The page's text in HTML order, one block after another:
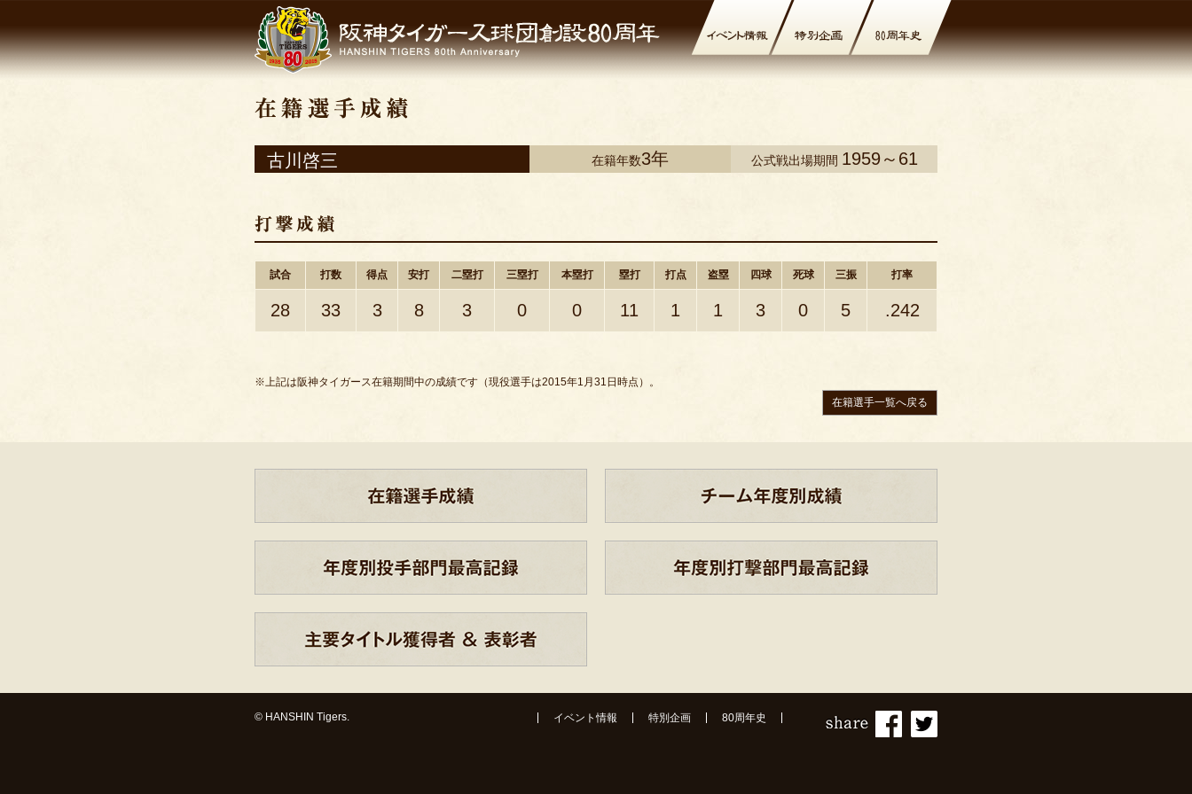
古川啓三 在籍年数3年 公式戦出場期間 1959～61
試合 打数 得点 安打 二塁打 三塁打 本塁打 塁打 打点 盗塁 四球 死球 三振 打率
28 33 3 8 3 0 0 11 1 1 3 0 5 .242
※上記は阪神タイガース在籍期間中の成績です（現役選手は2015年1月31日時点）。
在籍選手一覧へ戻る
© HANSHIN Tigers. イベント情報 特別企画 80周年史